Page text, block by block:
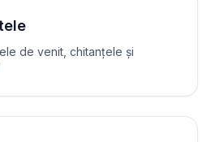
de venit, chitanțele și